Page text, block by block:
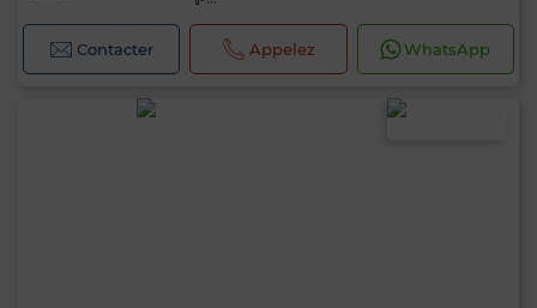
Contacter Appelez WhatsApp